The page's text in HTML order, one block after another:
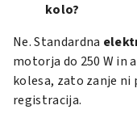
kolo?
Ne. Standardna
motorja do 250 W in
kolesa, zato zanje
registracija.